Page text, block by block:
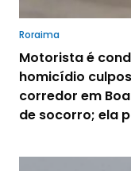
Roraima
Motorista é
homicídio
corredor em
de socorro; ela